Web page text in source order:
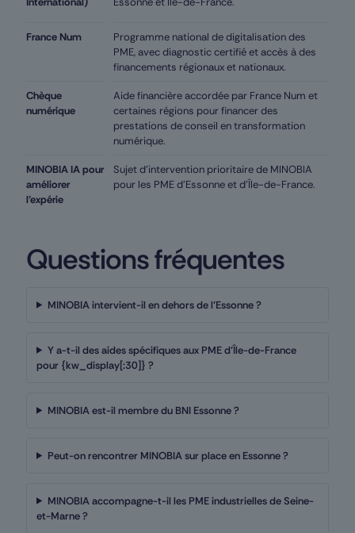
France Num
Programme national de digitalisation des
PME, avec diagnostic certifié et accès à des
financements régionaux et nationaux.
Chèque
numérique
Aide financière accordée par France Num et
certaines régions pour financer des
prestations de conseil en transformation
numérique.
MINOBIA IA pour
améliorer
l’expérie
Sujet d’intervention prioritaire de MINOBIA
pour les PME d’Essonne et d’Île-de-France.
Questions fréquentes
MINOBIA intervient-il en dehors de l’Essonne ?
Y a-t-il des aides spécifiques aux PME d’Île-de-France
pour {kw_display[:30]} ?
MINOBIA est-il membre du BNI Essonne ?
Peut-on rencontrer MINOBIA sur place en Essonne ?
MINOBIA accompagne-t-il les PME industrielles de Seine-
et-Marne ?